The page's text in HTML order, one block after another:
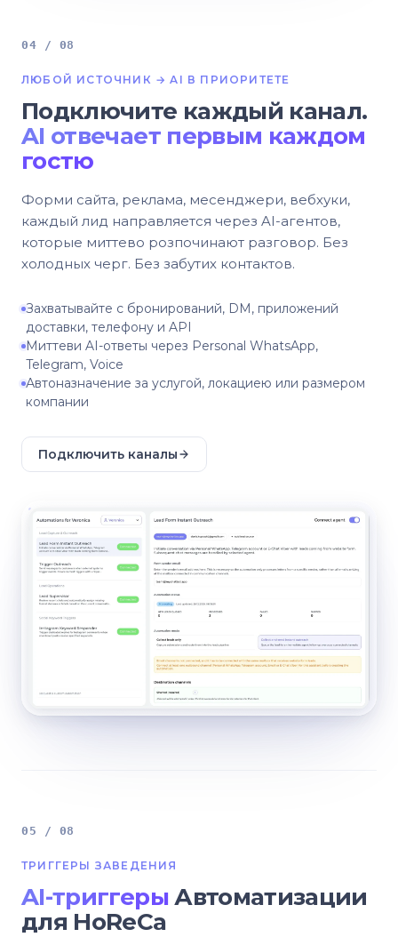
04 / 08
ЛЮБОЙ ИСТОЧНИК → AI В ПРИОРИТЕТЕ
Подключите каждый канал.
AI отвечает первым каждом
гостю
Форми сайта, реклама, месенджери, вебхуки,
каждый лид направляется через AI-агентов,
которые миттево розпочинают разговор. Без
холодных черг. Без забутих контактов.
Захватывайте с бронирований, DM, приложений
доставки, телефону и API
Миттеви AI-ответы через Personal WhatsApp,
Telegram, Voice
Автоназначение за услугой, локациею или размером
компании
Подключить каналы
05 / 08
ТРИГГЕРЫ ЗАВЕДЕНИЯ
AI-триггеры Автоматизации
для HoReCa